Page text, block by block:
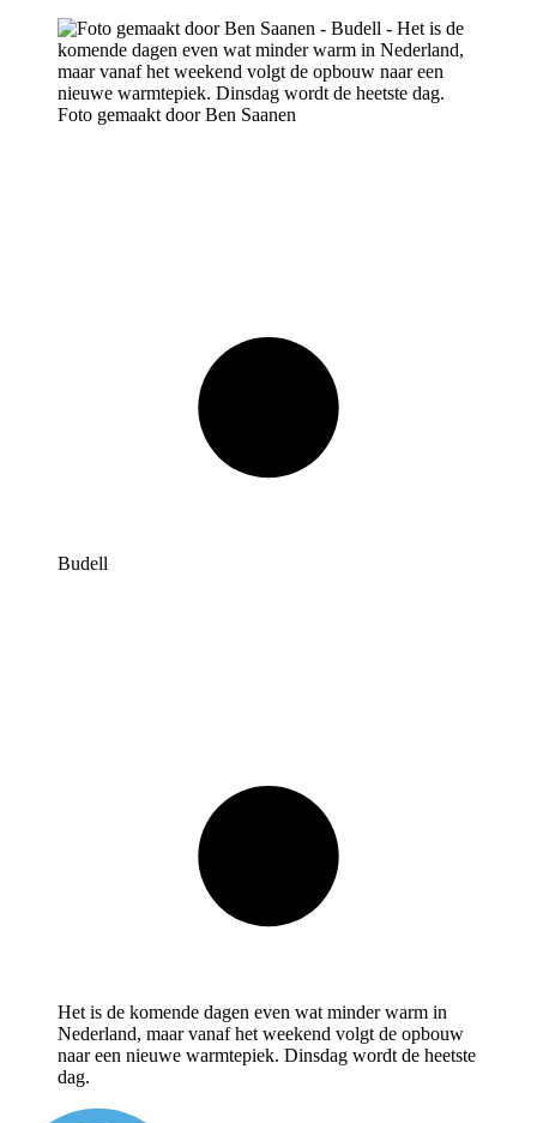
Foto gemaakt door Ben Saanen
Budell
Het is de komende dagen even wat minder warm in
Nederland, maar vanaf het weekend volgt de opbouw
naar een nieuwe warmtepiek. Dinsdag wordt de heetste
dag.